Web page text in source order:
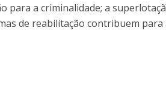
para a criminalidade; a
de reabilitação contribuem para